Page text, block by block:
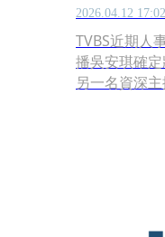
2026.04.12 17:02
TVBS近期人
播吳安琪確
另一名資深